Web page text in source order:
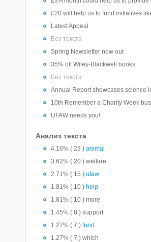
£20 will help us to fund initiatives
Latest Appeal
Без текста
Spring Newsletter now out
35% off Wiley-Blackwell books
Без текста
Annual Report showcases science
10th Remember a Charity Week
UFAW needs you!
Анализ текста
4.16% ( 23 ) animal
3.62% ( 20 ) welfare
2.71% ( 15 ) ufaw
1.81% ( 10 ) help
1.81% ( 10 ) more
1.45% ( 8 ) support
1.27% ( 7 ) fund
1.27% ( 7 ) which